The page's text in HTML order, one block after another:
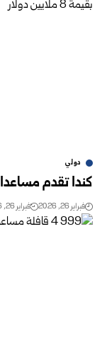
دولي
كندا تقدم مساعدات
فبراير 26, 2026 فبراير 26, 2026